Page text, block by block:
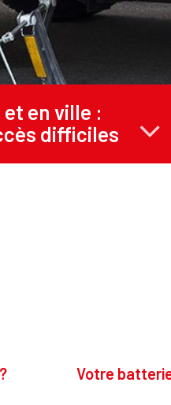
en ville :
difficiles
Votre